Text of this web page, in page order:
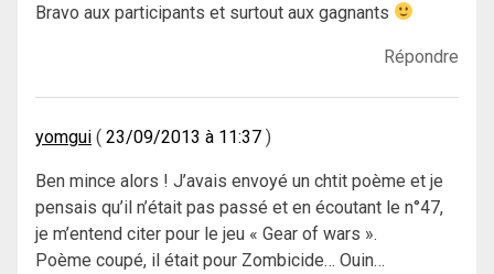
Bravo aux participants et surtout aux gagnants
Répondre
yomgui 23/09/2013 à 11:37
Ben mince alors ! J’avais envoyé un chtit poème et je
pensais qu’il n’était pas passé et en écoutant le n°47,
je m’entend citer pour le jeu « Gear of wars ».
Poème coupé, il était pour Zombicide… Ouin…